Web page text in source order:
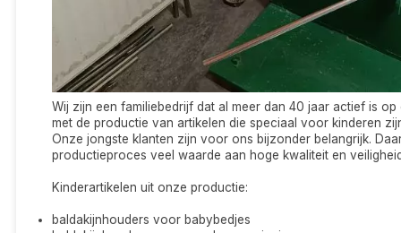
Wij zijn een familiebedrijf dat al meer dan 40 jaar actief is
met de productie van artikelen die speciaal voor kinderen
Onze jongste klanten zijn voor ons bijzonder belangrijk.
productieproces veel waarde aan hoge kwaliteit en
Kinderartikelen uit onze productie:
baldakijnhouders voor babybedjes